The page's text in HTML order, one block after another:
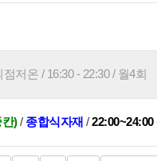
저온 / 16:30 - 22:30 / 월4회
)/ 종합식자재 /22:00~24:00